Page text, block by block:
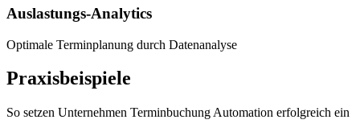
Auslastungs-Analytics
Optimale Terminplanung durch Datenanalyse
Praxisbeispiele
So setzen Unternehmen Terminbuchung Automation erfolgreich ein